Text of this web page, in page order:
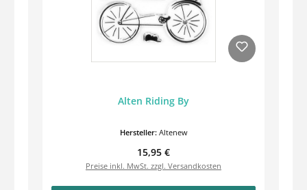
Alten Riding By
Hersteller: Altenew
Regulärer Preis:
15,95 €
Preise inkl. MwSt. zzgl. Versandkosten